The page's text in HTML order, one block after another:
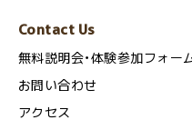
Contact Us
無料説明会・体験参加フォー
お問い合わせ
アクセス